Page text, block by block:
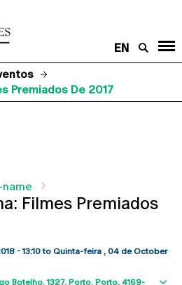
EN
Premiados De 2017
Filmes Premiados
- 13:10to Quinta-feira , 04 de October
Botelho, 1327 Porto Porto 4169-